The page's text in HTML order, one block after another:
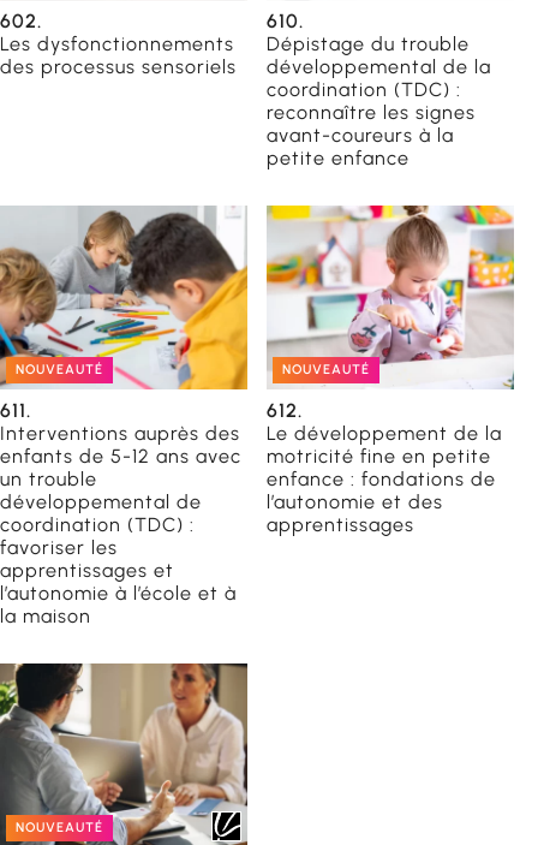
602.
Les dysfonctionnements
des processus sensoriels
610.
Dépistage du trouble
développemental de la
coordination (TDC) :
reconnaître les signes
avant-coureurs à la
petite enfance
NOUVEAUTÉ
611.
Interventions auprès des
enfants de 5-12 ans avec
un trouble
développemental de
coordination (TDC) :
favoriser les
apprentissages et
l’autonomie à l’école et à
la maison
NOUVEAUTÉ
612.
Le développement de la
motricité fine en petite
enfance : fondations de
l’autonomie et des
apprentissages
NOUVEAUTÉ